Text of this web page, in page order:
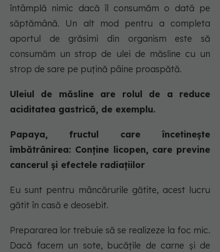
întâmplă nimic dacă îl consumăm o dată pe
săptămână. Un alt mod pentru a completa
aportul de grăsimi din organism este să
consumăm un strop de ulei de măsline cu un
strop de sare pe puțină pâine proaspătă.
Uleiul de măsline are rolul de a reduce
aciditatea gastrică, de exemplu.
Papaya, fructul care încetinește
îmbătrânirea: Conține licopen, care previne
cancerul și efectele radiațiilor
Eu sunt pentru mâncărurile gătite, acest lucru
gătit în casă e deosebit.
Prepararea lor trebuie să se realizeze la foc mic.
Dacă facem un sote, bucățile de carne și de